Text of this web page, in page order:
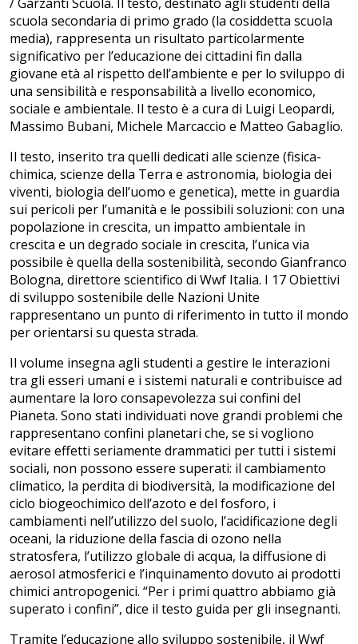
scuola secondaria di primo grado (la cosiddetta scuola
media), rappresenta un risultato particolarmente
significativo per l’educazione dei cittadini fin dalla
giovane età al rispetto dell’ambiente e per lo sviluppo di
una sensibilità e responsabilità a livello economico,
sociale e ambientale. Il testo è a cura di Luigi Leopardi,
Massimo Bubani, Michele Marcaccio e Matteo Gabaglio.
Il testo, inserito tra quelli dedicati alle scienze (fisica-
chimica, scienze della Terra e astronomia, biologia dei
viventi, biologia dell’uomo e genetica), mette in guardia
sui pericoli per l’umanità e le possibili soluzioni: con una
popolazione in crescita, un impatto ambientale in
crescita e un degrado sociale in crescita, l’unica via
possibile è quella della sostenibilità, secondo Gianfranco
Bologna, direttore scientifico di Wwf Italia. I 17 Obiettivi
di sviluppo sostenibile delle Nazioni Unite
rappresentano un punto di riferimento in tutto il mondo
per orientarsi su questa strada.
Il volume insegna agli studenti a gestire le interazioni
tra gli esseri umani e i sistemi naturali e contribuisce ad
aumentare la loro consapevolezza sui confini del
Pianeta. Sono stati individuati nove grandi problemi che
rappresentano confini planetari che, se si vogliono
evitare effetti seriamente drammatici per tutti i sistemi
sociali, non possono essere superati: il cambiamento
climatico, la perdita di biodiversità, la modificazione del
ciclo biogeochimico dell’azoto e del fosforo, i
cambiamenti nell’utilizzo del suolo, l’acidificazione degli
oceani, la riduzione della fascia di ozono nella
stratosfera, l’utilizzo globale di acqua, la diffusione di
aerosol atmosferici e l’inquinamento dovuto ai prodotti
chimici antropogenici. “Per i primi quattro abbiamo già
superato i confini”, dice il testo guida per gli insegnanti.
Tramite l’educazione allo sviluppo sostenibile, il Wwf